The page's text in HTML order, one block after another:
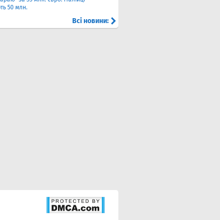
50 млн.
Всі новини: